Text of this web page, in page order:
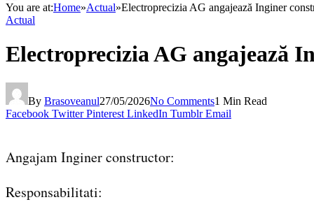
You are at:Home»Actual»Electroprecizia AG angajează Inginer
Actual
Electroprecizia AG angajează
By Brasoveanul27/05/2026No Comments1 Min Read
Facebook Twitter Pinterest LinkedIn Tumblr Email
Angajam Inginer constructor:
Responsabilitati: